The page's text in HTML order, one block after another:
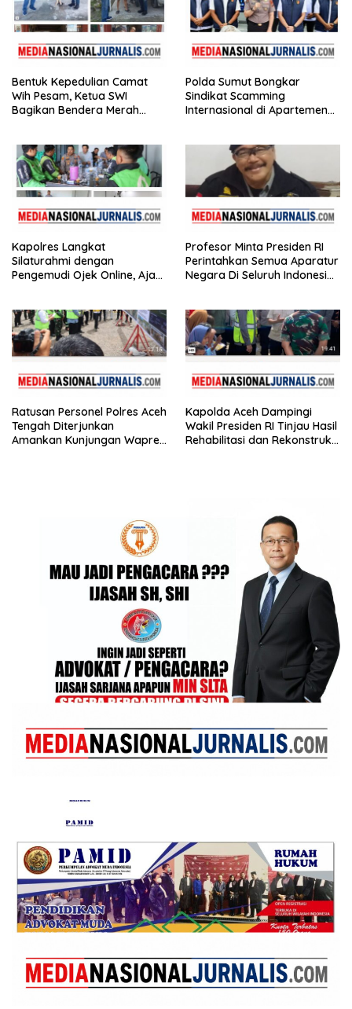
Bentuk Kepedulian Camat
Wih Pesam, Ketua SWI
Bagikan Bendera Merah
Polda Sumut Bongkar
Sindikat Scamming
Internasional di Apartemen
Kapolres Langkat
Silaturahmi dengan
Pengemudi Ojek Online, Ajak
Profesor Minta Presiden RI
Perintahkan Semua Aparatur
Negara Di Seluruh Indonesia
Ratusan Personel Polres Aceh
Tengah Diterjunkan
Amankan Kunjungan Wapres
Kapolda Aceh Dampingi
Wakil Presiden RI Tinjau Hasil
Rehabilitasi dan Rekonstruksi